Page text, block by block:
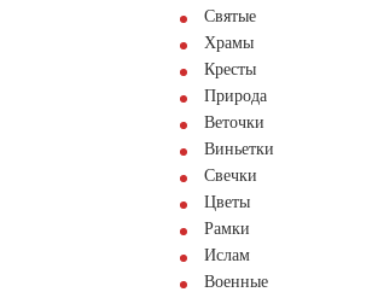
Святые
Храмы
Кресты
Природа
Веточки
Виньетки
Свечки
Цветы
Рамки
Ислам
Военные